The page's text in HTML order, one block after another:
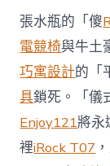
張水瓶的「傻
電競椅與牛土
巧寓設計的「
具鎖死。「儀
Enjoy121將永
裡iRock T07